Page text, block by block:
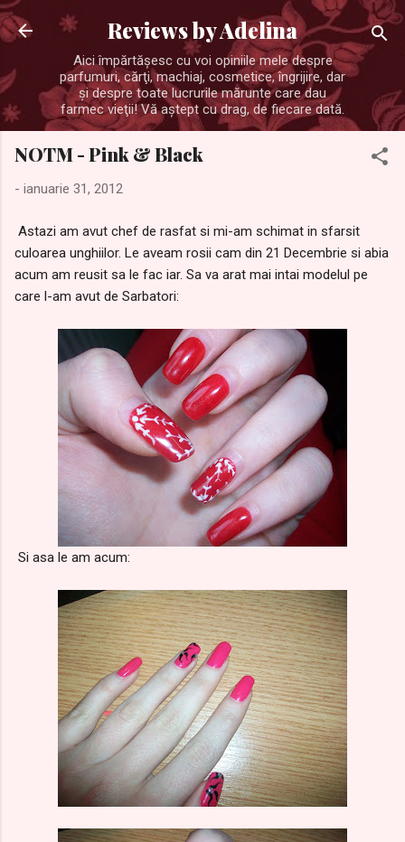
Treceți la conținutul principal
Reviews by Adelina
Aici împărtăşesc cu voi opiniile mele despre
parfumuri, cărţi, machiaj, cosmetice, îngrijire, dar
şi despre toate lucrurile mărunte care dau
farmec vieţii! Vă aştept cu drag, de fiecare dată.
NOTM - Pink & Black
- ianuarie 31, 2012
Astazi am avut chef de rasfat si mi-am schimat in sfarsit
culoarea unghiilor. Le aveam rosii cam din 21 Decembrie si abia
acum am reusit sa le fac iar. Sa va arat mai intai modelul pe
care l-am avut de Sarbatori:
Si asa le am acum: